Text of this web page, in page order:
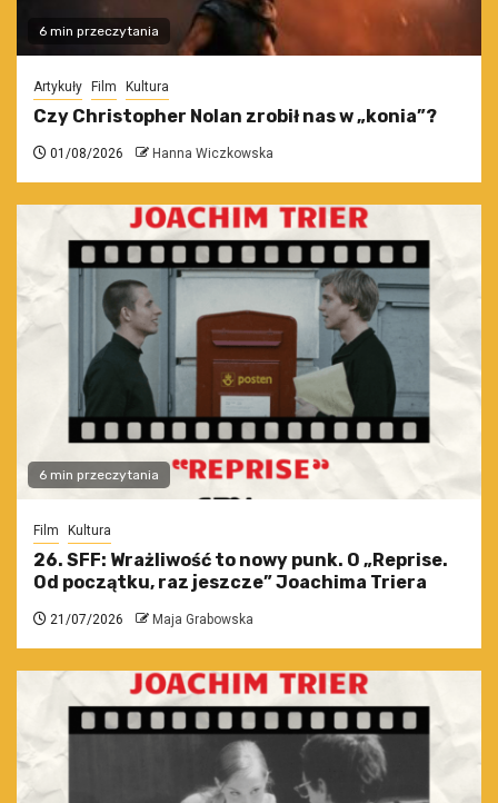
6 min przeczytania
Artykuły Film Kultura
Czy Christopher Nolan zrobił nas w „konia”?
01/08/2026 Hanna Wiczkowska
6 min przeczytania
Film Kultura
26. SFF: Wrażliwość to nowy punk. O „Reprise.
Od początku, raz jeszcze” Joachima Triera
21/07/2026 Maja Grabowska